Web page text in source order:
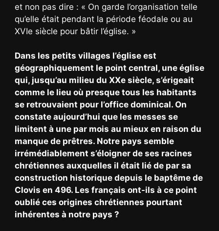
et non pas dire : « On garde l’organisation telle
qu’elle était pendant la période féodale ou au
XVIe siècle pour bâtir l’église. »
Dans les petits villages l’église est
géographiquement le point central, une église
qui, jusqu’au milieu du XXe siècle, s’érigeait
comme le lieu où presque tous les habitants
se retrouvaient pour l’office dominical. On
constate aujourd’hui que les messes se
limitent à une par mois au mieux en raison du
manque de prêtres. Notre pays semble
irrémédiablement s’éloigner de ses racines
chrétiennes auxquelles il était lié de par sa
construction historique depuis le baptême de
Clovis en 496. Les français ont-ils à ce point
oublié ces origines chrétiennes pourtant
inhérentes à notre pays ?